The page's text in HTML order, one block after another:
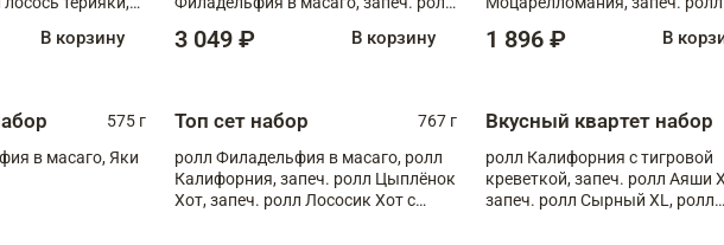
В корзину
Тигровая креветка с моцареллой,
3 049 ₽ В корзину 1 896 ₽ В
575 г
в масаго, Яки
Топ сет набор
767 г
ролл Филадельфия в масаго, ролл
Калифорния, запеч. ролл Цыплёнок
Хот, запеч. ролл Лососик Хот с
Вкусный квартет набор
ролл Калифорния с тигровой
креветкой, запеч. ролл Аяши
запеч. ролл Сырный XL, ролл